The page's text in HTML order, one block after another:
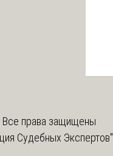
права защищены
Судебных Экспертов"